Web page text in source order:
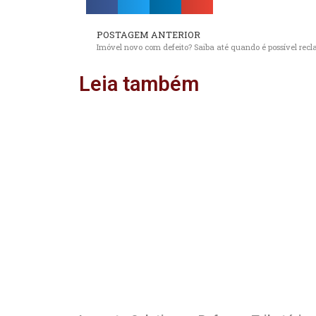
POSTAGEM ANTERIOR
Imóvel novo com defeito? Saiba até quando é possível
Leia também